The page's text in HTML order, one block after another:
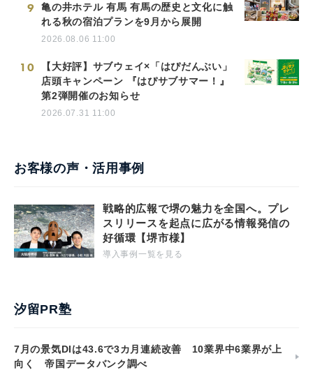
9
亀の井ホテル 有馬 有馬の歴史と文化に触
れる秋の宿泊プランを9月から展開
2026.08.06 11:00
10
【大好評】サブウェイ×「はぴだんぶい」
店頭キャンペーン 『はぴサブサマー！』
第2弾開催のお知らせ
2026.07.31 11:00
お客様の声・活用事例
戦略的広報で堺の魅力を全国へ。プレ
スリリースを起点に広がる情報発信の
好循環【堺市様】
導入事例一覧を見る
汐留PR塾
7月の景気DIは43.6で3カ月連続改善 10業界中6業界が上
向く 帝国データバンク調べ